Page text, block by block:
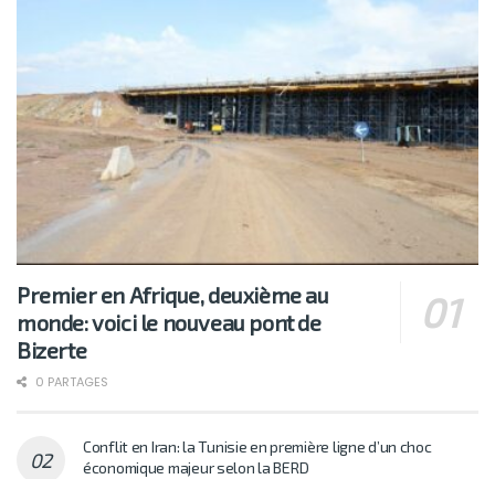
Premier en Afrique, deuxième au
monde: voici le nouveau pont de
Bizerte
0 PARTAGES
Conflit en Iran: la Tunisie en première ligne d’un choc
économique majeur selon la BERD